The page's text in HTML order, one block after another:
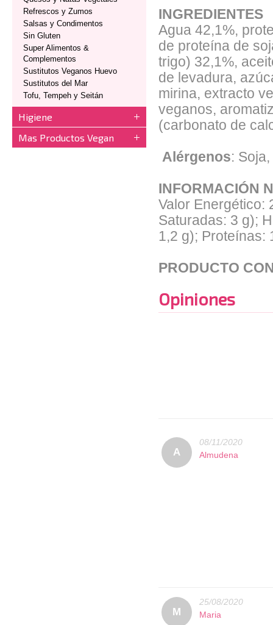
Refrescos y Zumos
Salsas y Condimentos
Sin Gluten
Super Alimentos &
Complementos
Sustitutos Veganos Huevo
Sustitutos del Mar
Tofu, Tempeh y Seitán
Higiene
Mas Productos Vegan
INGREDIENTES
Agua 42,1%,
de proteína de
trigo) 32,1%,
de levadura,
mirina, extracto
veganos,
(carbonato de
Alérgenos:
INFORMACIÓN
Valor Energético:
Saturadas: 3 g);
1,2 g); Proteínas:
PRODUCTO
Opiniones
A
08/11/2020
Almudena
M
25/08/2020
Maria